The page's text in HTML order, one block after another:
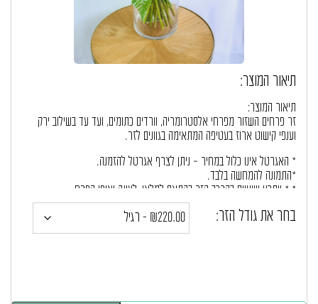
תיאור המוצר:
תיאור המוצר:
זר פרחים השזור מפרחי אלסטרומריה, וורדים כתומים, ועד עד בשילוב ירק
וענפי קישוט ארוז בעטיפה המתאימה בגוונים לזר.
* האגרטל אינו כלול במחיר – ניתן לצרף אגרטל להזמנה.
*התמונה להמחשה בלבד.
* * ייתכנו שינויים בהרכב הזר בהתאם למלאי, לעונה ואופי הפרח
במידה וחלק מהפרחים חסרים במלאי ישולבו פרחים דומים ככל האפשר
בחר את גודל הזר: